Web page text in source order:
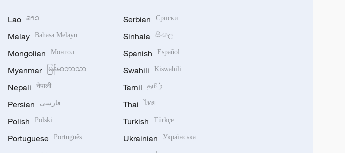
Lao ລາວ
Malay Bahasa Melayu
Mongolian Монгол
Myanmar မြန်မာဘာသာ
Nepali नेपाली
Persian فارسی
Polish Polski
Portuguese Português
Serbian Српски
Sinhala සිංහල
Spanish Español
Swahili Kiswahili
Tamil தமிழ்
Thai ไทย
Turkish Türkçe
Ukrainian Українська